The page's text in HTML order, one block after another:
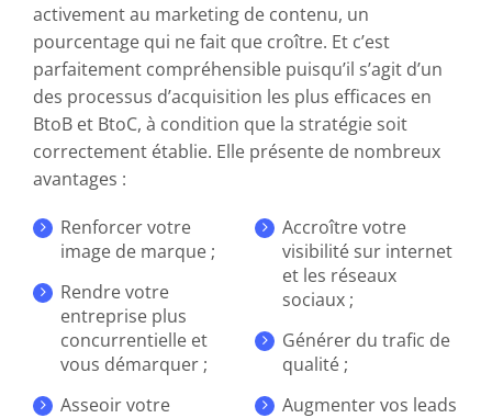
activement au marketing de contenu, un
pourcentage qui ne fait que croître. Et c’est
parfaitement compréhensible puisqu’il s’agit d’un
des processus d’acquisition les plus efficaces en
BtoB et BtoC, à condition que la stratégie soit
correctement établie. Elle présente de nombreux
avantages :
Renforcer votre
image de marque ;
Rendre votre
entreprise plus
concurrentielle et
vous démarquer ;
Asseoir votre
Accroître votre
visibilité sur internet
et les réseaux
sociaux ;
Générer du trafic de
qualité ;
Augmenter vos leads